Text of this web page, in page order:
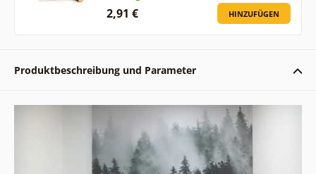
2,91 € HINZUFÜGEN
Produktbeschreibung und Parameter